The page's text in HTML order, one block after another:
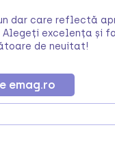
dar care reflectă
Alegeți excelența și
de neuitat!
emag.ro